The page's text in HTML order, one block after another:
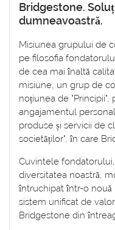
Bridgestone.
dumneavoastră.
Misiunea grupului de
pe filosofia
de cea mai înaltă
misiune, un grup de
noțiunea de
angajamentul
produse și servicii de
societăților", în care
Cuvintele
diversitatea noastră,
întruchipat într-o nouă
sistem unificat de
Bridgestone din